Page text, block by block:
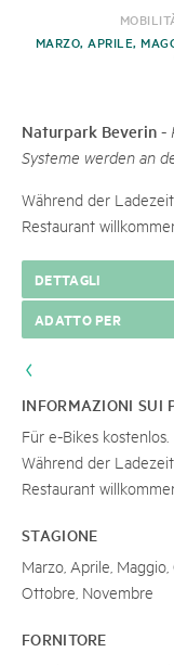
MARZO, APRILE,
Naturpark Beverin -
Systeme werden an
Während der
Restaurant
DETTAGLI
ADATTO PER
INFORMAZIONI SUI
Für e-Bikes kostenlos.
Während der
Restaurant
STAGIONE
Marzo, Aprile,
Ottobre, Novembre
FORNITORE